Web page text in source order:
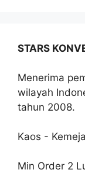
STARS
Menerima
wilayah
tahun 2008.
Kaos -
Min Order 2